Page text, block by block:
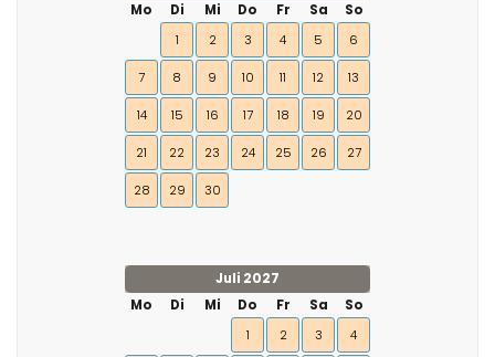
Mo
Di Mi Do Fr Sa
So
1
2 3 4 5 6
7 8 9 10 11 12 13
14 15 16 17 18 19 20
21 22 23 24 25 26 27
28 29 30
Juli 2027
Mo
Di Mi Do Fr Sa
So
1
2 3 4